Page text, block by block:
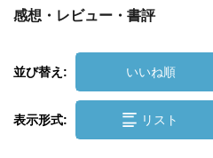
感想・レビュー・書評
並び替え: いいね順
表示形式: リスト